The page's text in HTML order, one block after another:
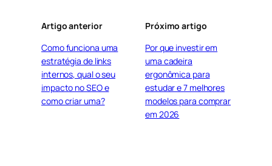
Artigo anterior
Como funciona uma
estratégia de links
internos, qual o seu
impacto no SEO e
como criar uma?
Próximo artigo
Por que investir em
uma cadeira
ergonômica para
estudar e 7 melhores
modelos para comprar
em 2026